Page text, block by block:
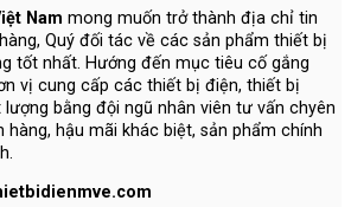
Nam mong muốn trở thành địa chỉ tin
Quý đối tác về các sản phẩm thiết bị
tốt nhất. Hướng đến mục tiêu cố gắng
vị cung cấp các thiết bị điện, thiết bị
bằng đội ngũ nhân viên tư vấn chyên
hàng, hậu mãi khác biệt, sản phẩm chính